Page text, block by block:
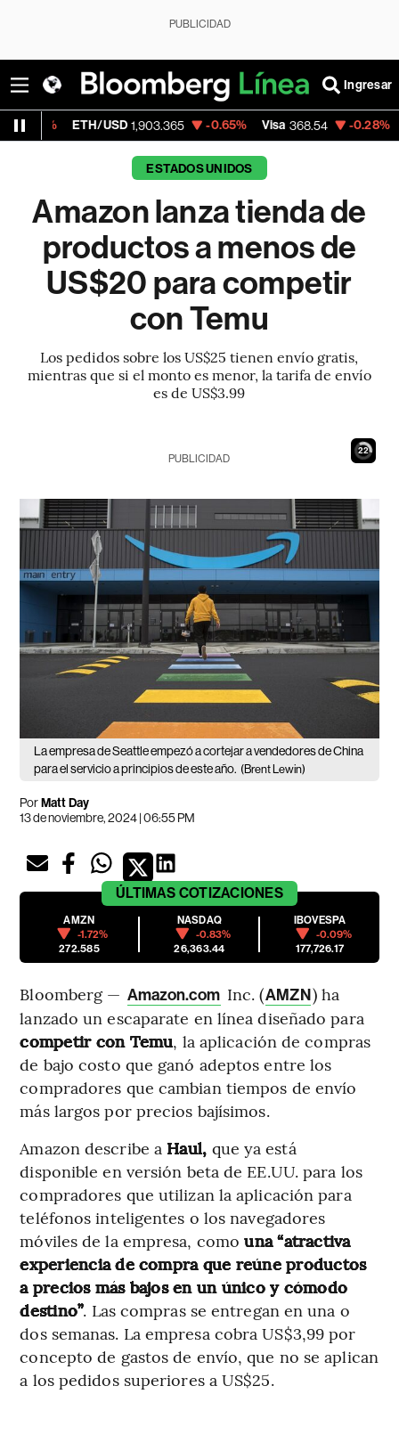
PUBLICIDAD
Ingresar
ETH/USD 1,903.365 -0.65% Visa 368.54 -0.28%
ESTADOS UNIDOS
Amazon lanza tienda de
productos a menos de
US$20 para competir
con Temu
Los pedidos sobre los US$25 tienen envío gratis,
mientras que si el monto es menor, la tarifa de envío
es de US$3.99
21
PUBLICIDAD
La empresa de Seattle empezó a cortejar a vendedores de China
para el servicio a principios de este año. (Brent Lewin)
PorMatt Day
13 de noviembre, 2024 | 06:55 PM
ÚLTIMAS COTIZACIONES
AMZN
-1.72%
272.585
NASDAQ
-0.83%
26,363.44
IBOVESPA
-0.09%
177,726.17
Bloomberg — Amazon.com Inc. (AMZN) ha
lanzado un escaparate en línea diseñado para
competir con Temu, la aplicación de compras
de bajo costo que ganó adeptos entre los
compradores que cambian tiempos de envío
más largos por precios bajísimos.
Amazon describe a Haul, que ya está
disponible en versión beta de EE.UU. para los
compradores que utilizan la aplicación para
teléfonos inteligentes o los navegadores
móviles de la empresa, como una “atractiva
experiencia de compra que reúne productos
a precios más bajos en un único y cómodo
destino”. Las compras se entregan en una o
dos semanas. La empresa cobra US$3,99 por
concepto de gastos de envío, que no se aplican
a los pedidos superiores a US$25.